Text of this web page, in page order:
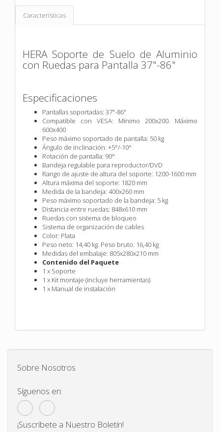
Características
HERA Soporte de Suelo de Aluminio
con Ruedas para Pantalla 37"-86"
Especificaciones
Pantallas soportadas: 37"-86"
Compatible con VESA: Mínimo 200x200. Máximo
600x400
Peso máximo soportado de pantalla: 50 kg
Ángulo de inclinación: +5°/-10°
Rotación de pantalla: 90°
Bandeja regulable para reproductor/DVD
Rango de ajuste de altura del soporte: 1200-1600 mm
Altura máxima del soporte: 1820 mm
Medida de la bandeja: 400x260 mm
Peso máximo soportado de la bandeja: 5 kg
Distancia entre ruedas: 848x610 mm
Ruedas con sistema de bloqueo
Sistema de organización de cables
Color: Plata
Peso neto: 14,40 kg. Peso bruto: 16,40 kg
Medidas del embalaje: 805x280x210 mm
Contenido del Paquete
1 x Soporte
1 x Kit montaje (incluye herramientas)
1 x Manual de instalación
Sobre Nosotros
Síguenos en:
¡Suscríbete a Nuestro Boletín!